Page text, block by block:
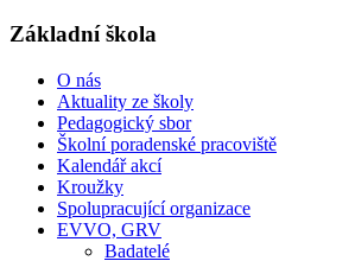
Základní škola
O nás
Aktuality ze školy
Pedagogický sbor
Školní poradenské pracoviště
Kalendář akcí
Kroužky
Spolupracující organizace
EVVO, GRV
Badatelé